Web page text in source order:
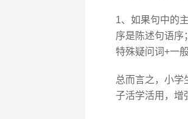
1、如果句中的
序是陈述句语序
特殊疑问词+一
总而言之，小学
子活学活用，增